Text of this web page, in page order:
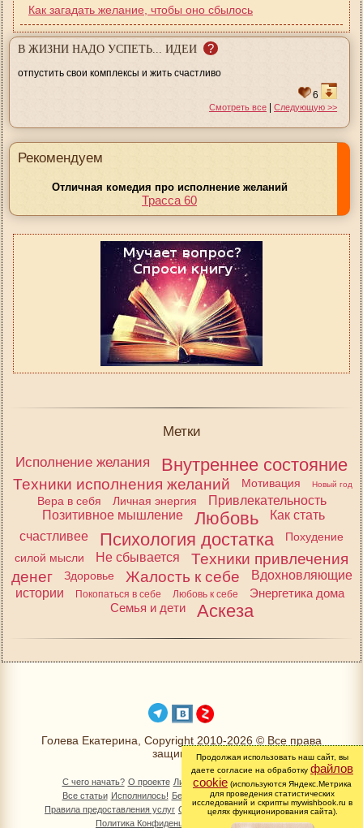
Как загадать желание, чтобы оно сбылось
В ЖИЗНИ НАДО УСПЕТЬ... ИДЕИ ?
отпустить свои комплексы и жить счастливо
6
Смотреть все | Следующую >>
Рекомендуем
Отличная комедия про исполнение желаний
Трасса 60
Метки
Исполнение желания
Внутреннее состояние
Техники исполнения желаний Мотивация Новый год
Вера в себя Личная энергия
Привлекательность
Позитивное мышление
Любовь
Как стать
счастливее
Психология достатка
Похудение
силой мысли
Не сбывается
Техники привлечения
денег
Здоровье Жалость к себе
Вдохновляющие
истории
Покопаться в себе Любовь к себе
Энергетика дома
Семья и дети
Аскеза
Голева Екатерина, Copyright 2010-2026 © Все права
защищены
С чего начать? О проекте Личный раздел Книга Желаний
Все статьи Исполнилось! Бесплатно! Изменимся вместе
Правила предоставления услуг Обработка персональных данных
Политика Конфиденциальности
Контакты
Продолжая использовать наш сайт, вы
даете согласие на обработку файлов
cookie (используются Яндекс.Метрика
для проведения статистических
исследований и скрипты mywishbook.ru в
целях функционирования сайта).